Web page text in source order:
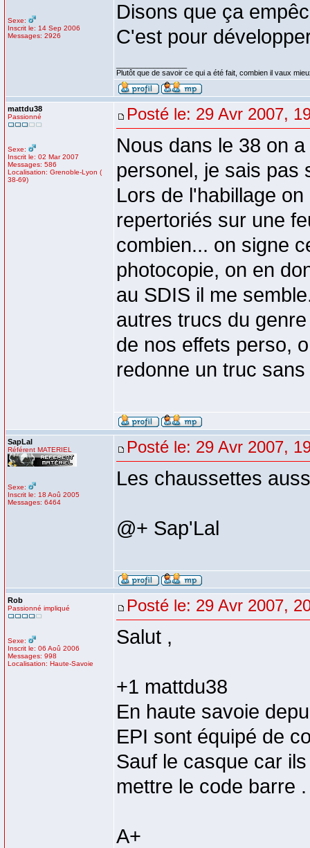
Sexe:
Inscrit le: 14 Sep 2006
Messages: 2926
Disons que ça
C'est pour
Plutôt que de savoir ce qui a été fait, combien il vaux
mattdu38
Passionné
Sexe:
Inscrit le: 02 Mar 2007
Messages: 586
Localisation: Grenoble-Lyon (
38-69)
Posté le: 29 Avr 2007,
Nous dans le 38 on
personel, je sais pas
Lors de l'habillage
repertoriés sur une
combien... on signe
photocopie, on en
au SDIS il me
autres trucs du
de nos effets perso,
redonne un truc
SapLal
Référent MATERIEL
Sexe:
Inscrit le: 18 Aoû 2005
Messages: 6464
Posté le: 29 Avr 2007,
Les chaussettes
@+ Sap'Lal
Rob
Passionné impliqué
Sexe:
Inscrit le: 06 Aoû 2006
Messages: 998
Localisation: Haute-Savoie
Posté le: 29 Avr 2007,
Salut ,
+1 mattdu38
En haute savoie
EPI sont équipé de
Sauf le casque car
mettre le code barre .
A+